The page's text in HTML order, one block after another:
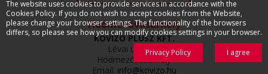
Hódmezővásárhely
KOVIZO PLUSZ KFT.
Lévai utca 27.
Hódmezővásárhely
Email: info@kovizo.hu
The website uses cookies to provide services in accordance with the
Cookies Policy. If you do not wish to accept cookies from the Website,
please change your browser settings. The functionality of the browsers
differs, so please see how you can modify cookies settings in your browser.
I agree
Privacy Policy